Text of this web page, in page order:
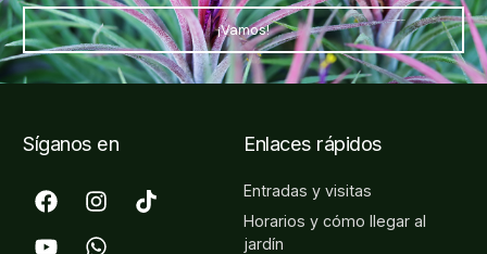
¡Vamos!
Síganos en Enlaces rápidos
Entradas y visitas
Horarios y cómo llegar al
jardín